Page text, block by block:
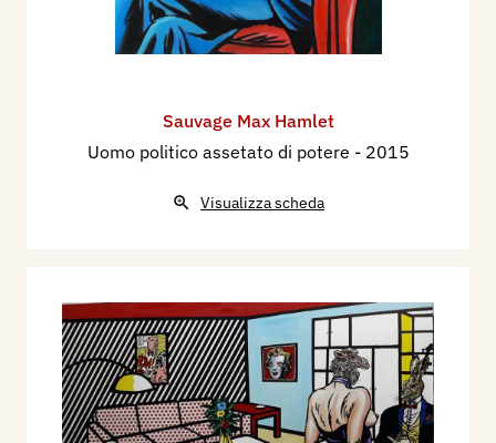
Sauvage Max Hamlet
Uomo politico assetato di potere - 2015
Visualizza scheda